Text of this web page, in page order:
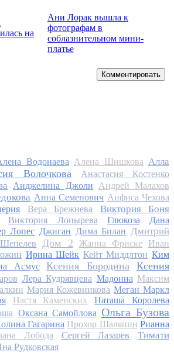
на
Ани Лорак вышла к
фотографам в
соблазнительном мини-
платье
Комментировать
Водонаева Алена Шишкова Алла
Волочкова Анастасия Костенко
Анджелина Джоли
Андрей Малахов
Анна Семенович Анфиса Чехова
Вера Брежнева Виктория Боня
Виктория Лопырева Глюкоза
Дана
Лопес Джиган Дима Билан Дмитрий
Дом 2 Жанна Фриске
Иван
Ирина Шейк Кейт Миддлтон Ким
Асмус Ксения Бородина
Ксения
Лера Кудрявцева Мадонна Максим
Мария Кожевникова Меган Маркл
Настя Каменских
Наташа Королева
Оксана Самойлова Ольга Бузова
Гагарина Прохор Шаляпин Рианна
Лобода Сергей Лазарев
Тимати
Рудковская